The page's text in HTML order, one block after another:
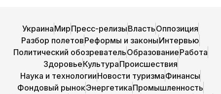
УкраинаМирПресс-релизыВластьОппозиция
Разбор полетовРеформы и законыИнтервью
Политический обозревательОбразованиеРабота
ЗдоровьеКультураПроисшествия
Наука и технологииНовости туризмаФинансы
Фондовый рынокЭнергетикаПромышленность